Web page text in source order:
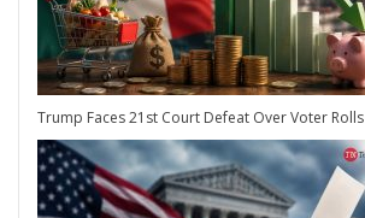
Trump Faces 21st Court Defeat Over Voter Rolls